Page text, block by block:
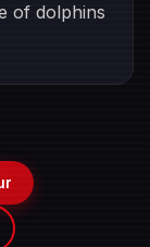
of dolphins